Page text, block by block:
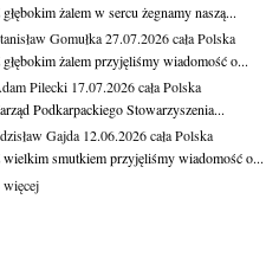
żalem w sercu żegnamy naszą...
Gomułka27.07.2026cała Polska
głębokim żalem przyjęliśmy wiadomość o...
Pilecki 17.07.2026cała Polska
Podkarpackiego Stowarzyszenia...
Gajda 12.06.2026cała Polska
wielkim smutkiem przyjęliśmy wiadomość o...
więcej